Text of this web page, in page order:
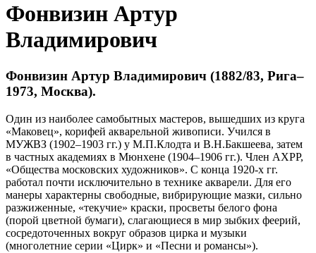
Фонвизин Артур
Владимирович
Фонвизин Артур Владимирович (1882/83, Рига–
1973, Москва).
Один из наиболее самобытных мастеров, вышедших из круга
«Маковец», корифей акварельной живописи. Учился в
МУЖВЗ (1902–1903 гг.) у М.П.Клодта и В.Н.Бакшеева, затем
в частных академиях в Мюнхене (1904–1906 гг.). Член АХРР,
«Общества московских художников». С конца 1920-х гг.
работал почти исключительно в технике акварели. Для его
манеры характерны свободные, вибрирующие мазки, сильно
разжиженные, «текучие» краски, просветы белого фона
(порой цветной бумаги), слагающиеся в мир зыбких феерий,
сосредоточенных вокруг образов цирка и музыки
(многолетние серии «Цирк» и «Песни и романсы»).